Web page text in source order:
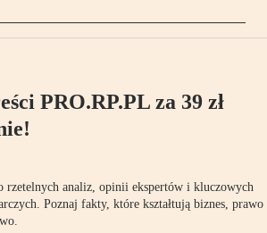
PRO.RP.PL za 39 zł
rzetelnych analiz, opinii ekspertów i kluczowych
Poznaj fakty, które kształtują biznes, prawo